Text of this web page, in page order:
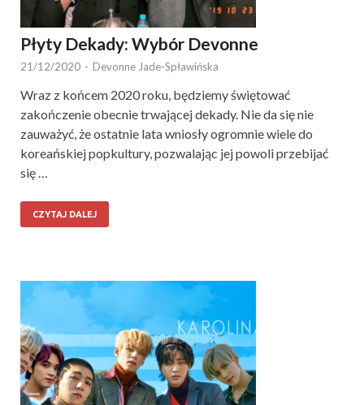
Płyty Dekady: Wybór Devonne
21/12/2020 - Devonne Jade-Spławińska
Wraz z końcem 2020 roku, będziemy świętować
zakończenie obecnie trwającej dekady. Nie da się nie
zauważyć, że ostatnie lata wniosły ogromnie wiele do
koreańskiej popkultury, pozwalając jej powoli przebijać
się …
CZYTAJ DALEJ